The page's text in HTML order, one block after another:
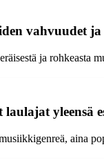
vahvuudet ja
ja
yleensä
aina